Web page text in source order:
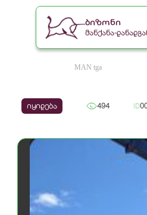
ბიზონი
მანქანა-
MAN tga
იყიდება 494 ID